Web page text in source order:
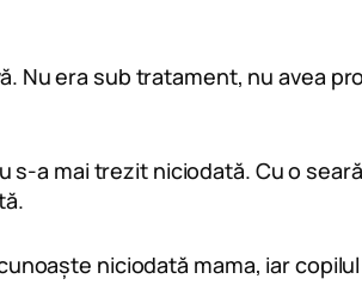
Nu era sub tratament, nu avea
s-a mai trezit niciodată. Cu o
niciodată mama, iar